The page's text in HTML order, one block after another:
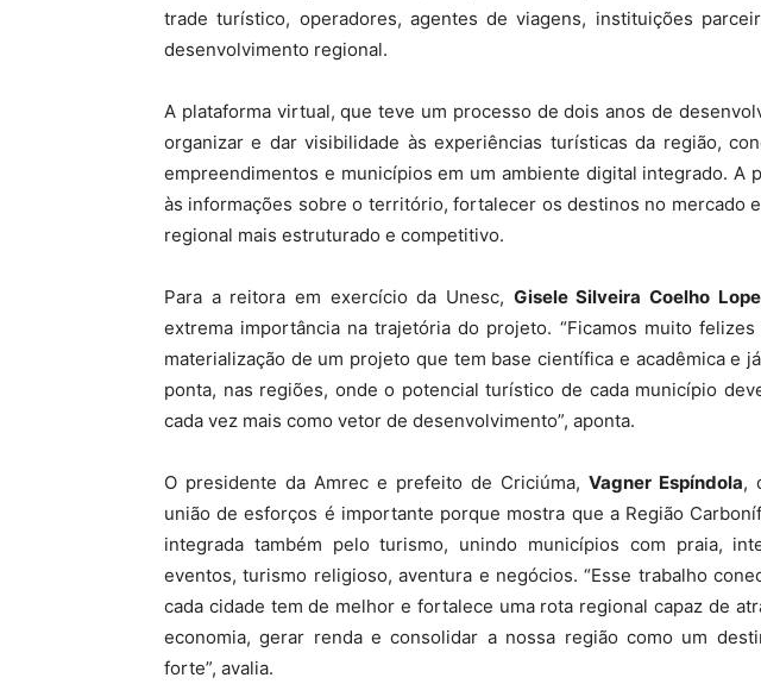
trade turístico, operadores, agentes de viagens, instituições
desenvolvimento regional.
A plataforma virtual, que teve um processo de dois anos de
organizar e dar visibilidade às experiências turísticas da região,
empreendimentos e municípios em um ambiente digital integrado. A
às informações sobre o território, fortalecer os destinos no mercado
regional mais estruturado e competitivo.
Para a reitora em exercício da Unesc, Gisele Silveira Coelho
extrema importância na trajetória do projeto. “Ficamos muito felizes
materialização de um projeto que tem base científica e acadêmica e
ponta, nas regiões, onde o potencial turístico de cada município
cada vez mais como vetor de desenvolvimento”, aponta.
O presidente da Amrec e prefeito de Criciúma, Vagner Espíndola,
união de esforços é importante porque mostra que a Região
integrada também pelo turismo, unindo municípios com praia,
eventos, turismo religioso, aventura e negócios. “Esse trabalho
cada cidade tem de melhor e fortalece uma rota regional capaz de
economia, gerar renda e consolidar a nossa região como um
forte”, avalia.